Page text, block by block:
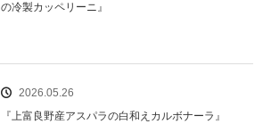
の冷製カッペリーニ』
2026.05.26
『上富良野産アスパラの白和えカルボナーラ』